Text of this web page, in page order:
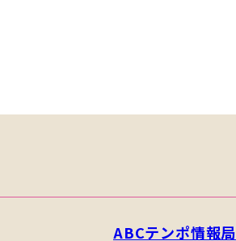
ABCテンポ情報局